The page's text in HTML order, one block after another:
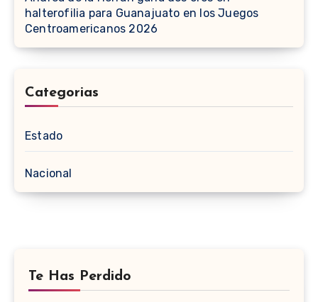
halterofilia para Guanajuato en los Juegos
Centroamericanos 2026
Categorias
Estado
Nacional
Te Has Perdido